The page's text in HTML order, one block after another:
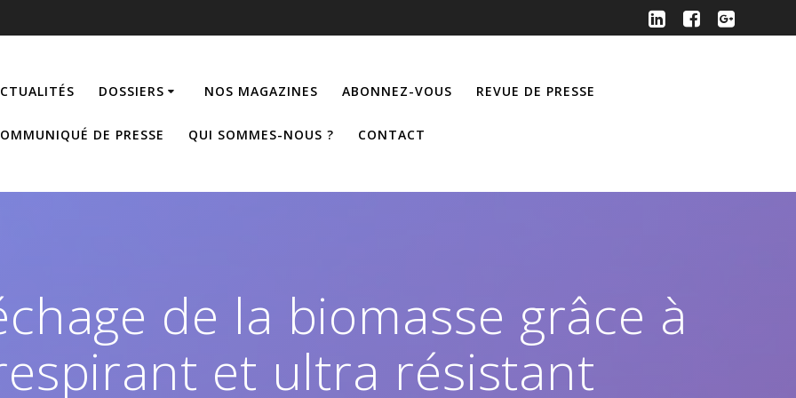
DOSSIERS NOS MAGAZINES ABONNEZ-VOUS REVUE DE PRESSE
DE PRESSE QUI SOMMES-NOUS ? CONTACT
de la biomasse grâce à
et ultra résistant